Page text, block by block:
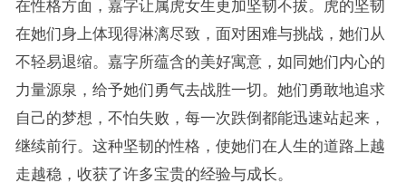
在性格方面，嘉字让属虎女生更加坚韧不拔。虎的坚韧
在她们身上体现得淋漓尽致，面对困难与挑战，她们从
不轻易退缩。嘉字所蕴含的美好寓意，如同她们内心的
力量源泉，给予她们勇气去战胜一切。她们勇敢地追求
自己的梦想，不怕失败，每一次跌倒都能迅速站起来，
继续前行。这种坚韧的性格，使她们在人生的道路上越
走越稳，收获了许多宝贵的经验与成长。